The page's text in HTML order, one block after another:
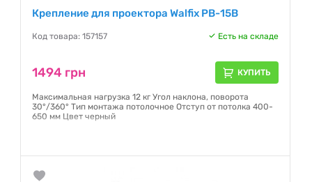
Крепление для проектора Walfix PB-15B
Код товара: 157157 Есть на складе
1494 грн КУПИТЬ
Максимальная нагрузка 12 кг Угол наклона, поворота
30°/360° Тип монтажа потолочное Отступ от потолка 400-
650 мм Цвет черный